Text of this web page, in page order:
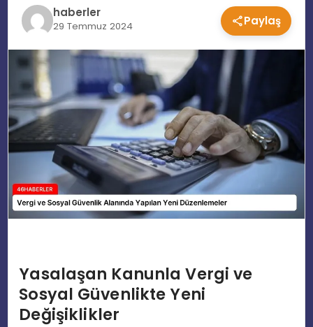
EĞITIM
MAGAZIN
SPOR
YAŞAM
haberler
29 Temmuz 2024 Paylaş
Yasalaşan Kanunla Vergi ve
Sosyal Güvenlikte Yeni
Değişiklikler